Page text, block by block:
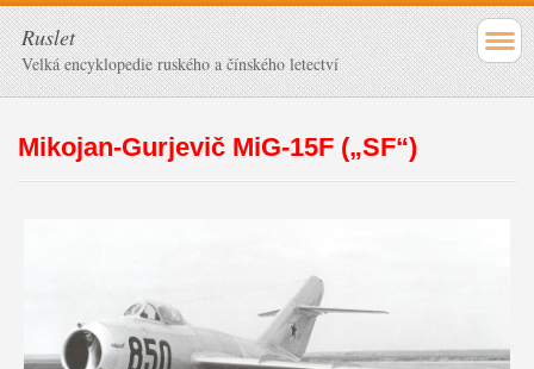
Ruslet
Velká encyklopedie ruského a čínského letectví
Mikojan-Gurjevič MiG-15F („SF“)